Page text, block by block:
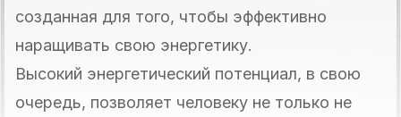
созданная для того, чтобы эффективно
наращивать свою энергетику.
Высокий энергетический потенциал, в свою
очередь, позволяет человеку не только не